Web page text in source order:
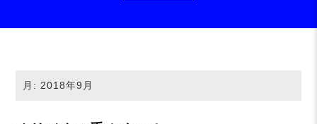
月: 2018年9月